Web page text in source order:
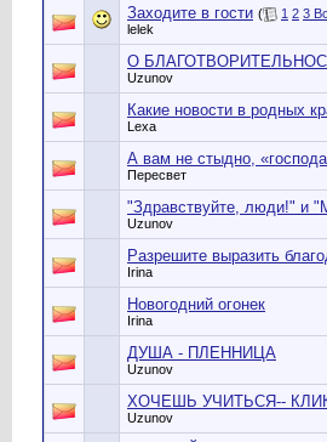
Заходите в гости ( 1 2 3
lelek
О
Uzunov
Какие новости в родных
Lexa
А вам не стыдно,
Пересвет
"Здравствуйте, люди!" и
Uzunov
Разрешите выразить
Irina
Новогодний огонек
Irina
ДУША - ПЛЕННИЦА
Uzunov
ХОЧЕШЬ УЧИТЬСЯ--
Uzunov